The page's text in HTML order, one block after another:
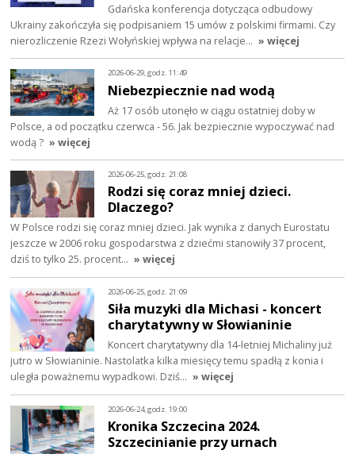
Gdańska konferencja dotycząca odbudowy
Ukrainy zakończyła się podpisaniem 15 umów z polskimi firmami. Czy
nierozliczenie Rzezi Wołyńskiej wpływa na relacje… » więcej
2026-06-29, godz. 11:49
Niebezpiecznie nad wodą
Aż 17 osób utonęło w ciągu ostatniej doby w
Polsce, a od początku czerwca - 56. Jak bezpiecznie wypoczywać nad
wodą ? » więcej
2026-06-25, godz. 21:08
Rodzi się coraz mniej dzieci.
Dlaczego?
W Polsce rodzi się coraz mniej dzieci. Jak wynika z danych Eurostatu
jeszcze w 2006 roku gospodarstwa z dziećmi stanowiły 37 procent,
dziś to tylko 25. procent… » więcej
2026-06-25, godz. 21:09
Siła muzyki dla Michasi - koncert
charytatywny w Słowianinie
Koncert charytatywny dla 14-letniej Michaliny już
jutro w Słowianinie. Nastolatka kilka miesięcy temu spadłą z konia i
uległa poważnemu wypadkowi. Dziś… » więcej
2026-06-24, godz. 19:00
Kronika Szczecina 2024.
Szczecinianie przy urnach